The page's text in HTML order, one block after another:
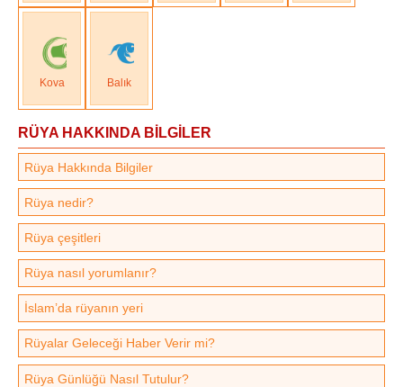
Kova Balık
RÜYA HAKKINDA BİLGİLER
Rüya Hakkında Bilgiler
Rüya nedir?
Rüya çeşitleri
Rüya nasıl yorumlanır?
İslam’da rüyanın yeri
Rüyalar Geleceği Haber Verir mi?
Rüya Günlüğü Nasıl Tutulur?